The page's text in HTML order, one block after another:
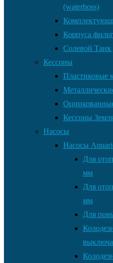
(waterboss)
Корпуса
Солевой Танк
Кессоны
Пластиковые
Кессоны
Насосы
Насосы
Для
мм
Для
мм
Для